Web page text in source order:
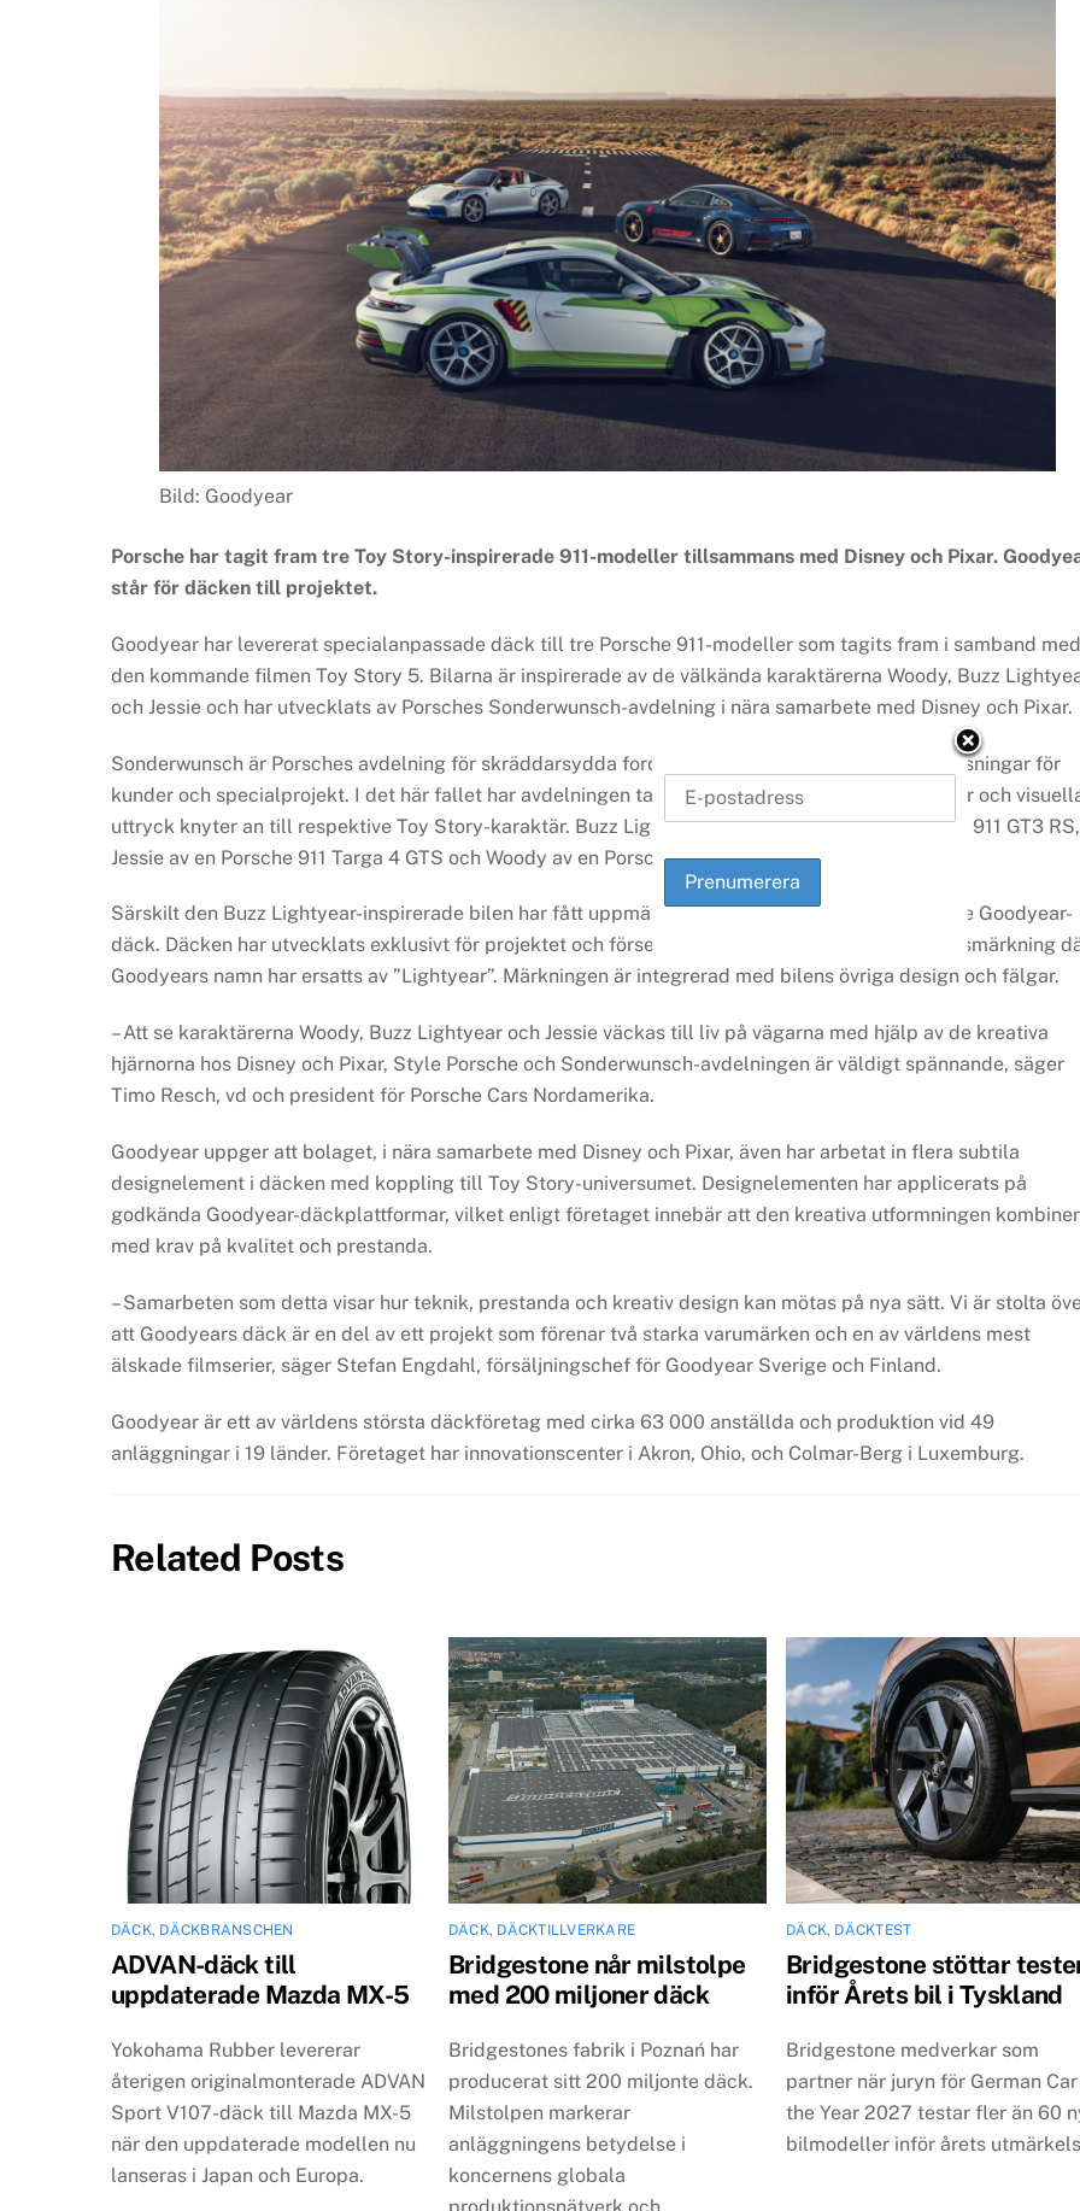
Bild: Goodyear
Porsche har tagit fram tre Toy Story-inspirerade 911-modeller tillsammans med Disney och Pixar.
står för däcken till projektet.
Goodyear har levererat specialanpassade däck till tre Porsche 911-modeller som tagits fram i samband med
den kommande filmen Toy Story 5. Bilarna är inspirerade av de välkända karaktärerna Woody, Buzz
och Jessie och har utvecklats av Porsches Sonderwunsch-avdelning i nära samarbete med Disney och Pixar.
Sonderwunsch är Porsches avdelning för skräddarsydda fordon och arbetar med individuella lösningar för
kunder och specialprojekt. I det här fallet har avdelningen tagit fram tre bilar där färger, detaljer och
uttryck knyter an till respektive Toy Story-karaktär. Buzz Lightyear representeras av en Porsche 911 GT3 RS,
Jessie av en Porsche 911 Targa 4 GTS och Woody av en Porsche 911 Carrera T.
Särskilt den Buzz Lightyear-inspirerade bilen har fått uppmärksamhet för sina specialanpassade Goodyear-
däck. Däcken har utvecklats exklusivt för projektet och försetts med en specialgjuten sidoväggsmärkning
Goodyears namn har ersatts av ”Lightyear”. Märkningen är integrerad med bilens övriga design och fälgar.
– Att se karaktärerna Woody, Buzz Lightyear och Jessie väckas till liv på vägarna med hjälp av de kreativa
hjärnorna hos Disney och Pixar, Style Porsche och Sonderwunsch-avdelningen är väldigt spännande, säger
Timo Resch, vd och president för Porsche Cars Nordamerika.
Goodyear uppger att bolaget, i nära samarbete med Disney och Pixar, även har arbetat in flera subtila
designelement i däcken med koppling till Toy Story-universumet. Designelementen har applicerats på
godkända Goodyear-däckplattformar, vilket enligt företaget innebär att den kreativa utformningen
med krav på kvalitet och prestanda.
– Samarbeten som detta visar hur teknik, prestanda och kreativ design kan mötas på nya sätt. Vi är stolta
att Goodyears däck är en del av ett projekt som förenar två starka varumärken och en av världens mest
älskade filmserier, säger Stefan Engdahl, försäljningschef för Goodyear Sverige och Finland.
Goodyear är ett av världens största däckföretag med cirka 63 000 anställda och produktion vid 49
anläggningar i 19 länder. Företaget har innovationscenter i Akron, Ohio, och Colmar-Berg i Luxemburg.
Related Posts
DÄCK, DÄCKBRANSCHEN
ADVAN-däck till
uppdaterade Mazda MX-5
Yokohama Rubber levererar
återigen originalmonterade ADVAN
Sport V107-däck till Mazda MX-5
när den uppdaterade modellen nu
lanseras i Japan och Europa.
DÄCK, DÄCKTILLVERKARE
Bridgestone når milstolpe
med 200 miljoner däck
Bridgestones fabrik i Poznań har
producerat sitt 200 miljonte däck.
Milstolpen markerar
anläggningens betydelse i
koncernens globala
DÄCK, DÄCKTEST
Bridgestone stöttar
inför Årets bil i Tyskland
Bridgestone medverkar som
partner när juryn för German
the Year 2027 testar fler än 60
bilmodeller inför årets